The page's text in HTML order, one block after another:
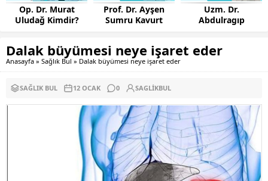
Prof. Dr. Ayşen
Sumru Kavurt
Uzm. Dr.
Abdulragıp
Uzm. Dr.
Sarıkaya
Dalak büyümesi neye işaret eder
Anasayfa » Sağlık Bul » Dalak büyümesi neye işaret eder
SAĞLIK BUL 12 OCAK 0 SAGLIKBUL